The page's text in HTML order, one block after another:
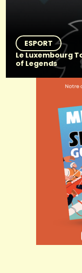
ESPORT
Le Luxembourg
of Legends